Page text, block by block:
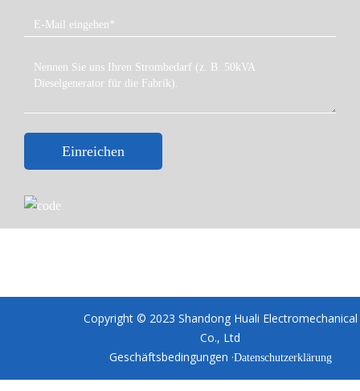
Einreichen
Copyright © 2023 Shandong Huali Electromechanical
Co., Ltd
Geschäftsbedingungen ·Datenschutzerklärung